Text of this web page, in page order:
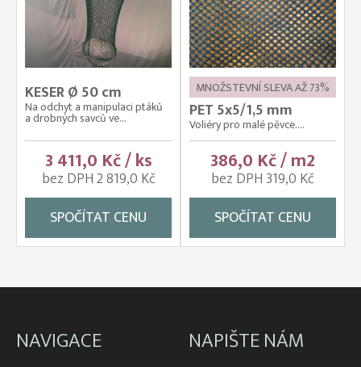
KESER Ø 50 cm
Na odchyt a manipulaci ptáků
a drobných savců ve...
3 411,0 Kč / ks
bez DPH 2 819,0 Kč
SPOČÍTAT CENU
MNOŽSTEVNÍ SLEVA AŽ 73%
PET 5x5/1,5 mm
Voliéry pro malé pěvce....
386,0 Kč / m2
bez DPH 319,0 Kč
SPOČÍTAT CENU
NAVIGACE NAPIŠTE NÁM